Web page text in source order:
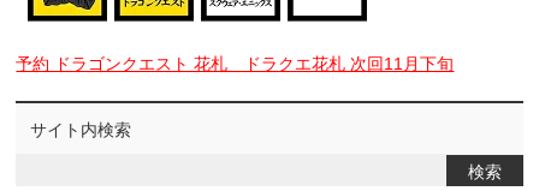
予約 ドラゴンクエスト 花札 ドラクエ花札 次回11月下旬
サイト内検索